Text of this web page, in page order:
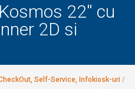
22'' cu
2D si
Self-Service, Infokiosk-uri /